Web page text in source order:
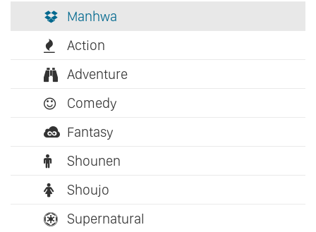
Manhwa
Action
Adventure
Comedy
Fantasy
Shounen
Shoujo
Supernatural